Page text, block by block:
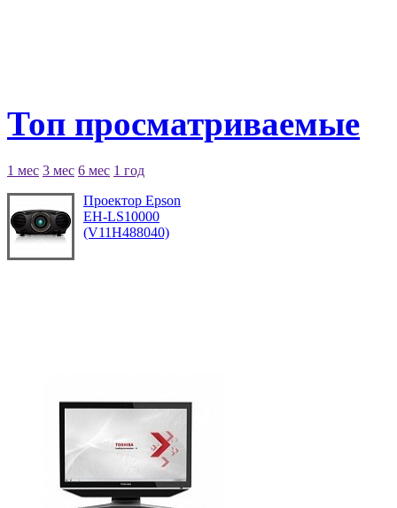
Топ просматриваемые
1 мес 3 мес 6 мес 1 год
Проектор Epson
EH-LS10000
(V11H488040)